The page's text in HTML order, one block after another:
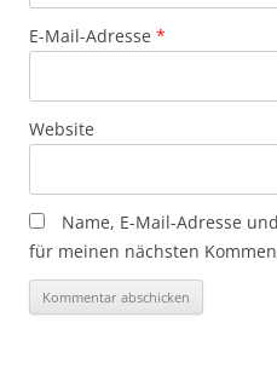
E-Mail-Adresse *
Website
Name, E-Mail-Adresse
für meinen nächsten